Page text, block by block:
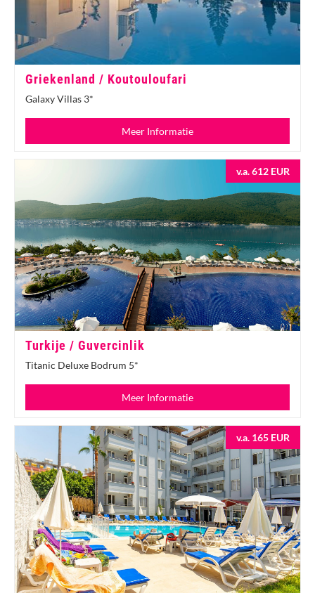
Griekenland / Koutouloufari
Galaxy Villas 3*
Meer Informatie
v.a. 612 EUR
Turkije / Guvercinlik
Titanic Deluxe Bodrum 5*
Meer Informatie
v.a. 165 EUR